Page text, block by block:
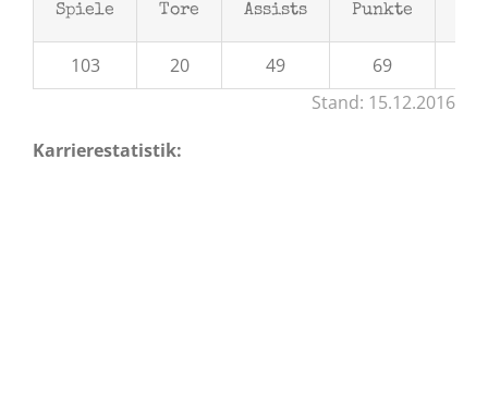
Spiele Tore Assists Punkte
103 20 49 69
Stand: 15.12.2016
Karrierestatistik: